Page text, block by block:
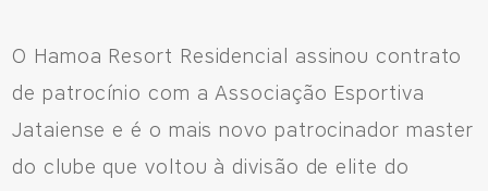
O Hamoa Resort Residencial assinou contrato
de patrocínio com a Associação Esportiva
Jataiense e é o mais novo patrocinador master
do clube que voltou à divisão de elite do